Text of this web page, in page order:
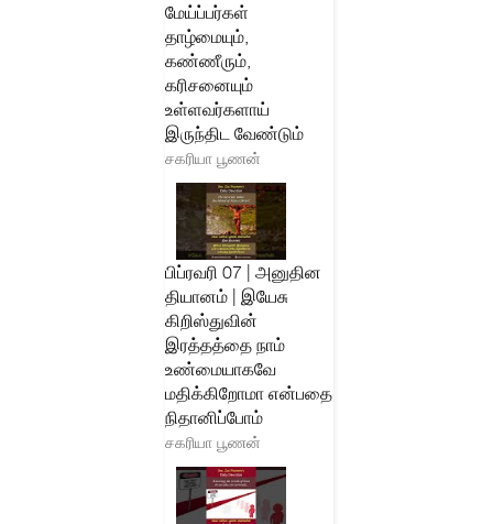
மேய்ப்பர்கள்
தாழ்மையும்,
கண்ணீரும்,
கரிசனையும்
உள்ளவர்களாய்
இருந்திட வேண்டும்
சகரியா பூணன்
பிப்ரவரி 07 | அனுதின
தியானம் | இயேசு
கிறிஸ்துவின்
இரத்தத்தை நாம்
உண்மையாகவே
மதிக்கிறோமா என்பதை
நிதானிப்போம்
சகரியா பூணன்